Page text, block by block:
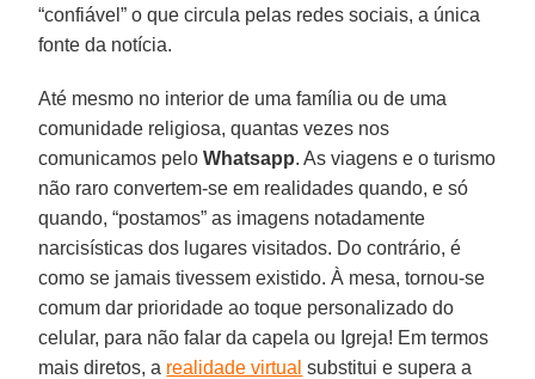
“confiável” o que circula pelas redes sociais, a única
fonte da notícia.
Até mesmo no interior de uma família ou de uma
comunidade religiosa, quantas vezes nos
comunicamos peloWhatsapp. As viagens e o turismo
não raro convertem-se em realidades quando, e só
quando, “postamos” as imagens notadamente
narcisísticas dos lugares visitados. Do contrário, é
como se jamais tivessem existido. À mesa, tornou-se
comum dar prioridade ao toque personalizado do
celular, para não falar da capela ou Igreja! Em termos
mais diretos, a realidade virtual substitui e supera a